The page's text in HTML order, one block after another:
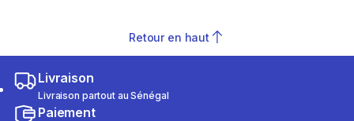
Retour en haut
Livraison
Livraison partout au Sénégal
Paiement